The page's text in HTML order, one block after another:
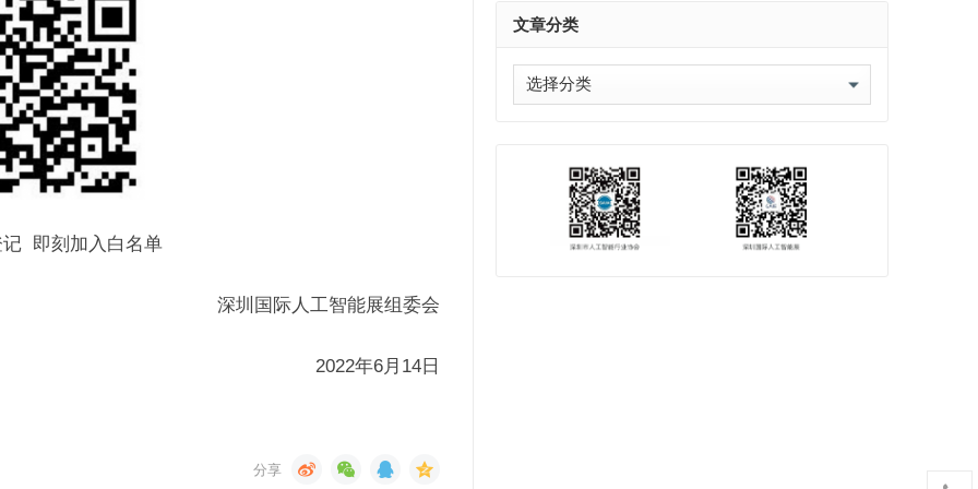
记 即刻加入白名单
深圳国际人工智能展组委会
2022年6月14日
文章分类
文
章